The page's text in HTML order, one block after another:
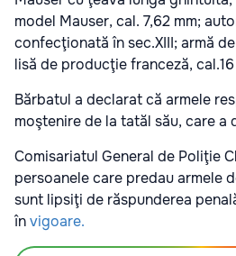
model Mauser, cal. 7,62 mm;
confecţionată în sec.XIII; armă
lisă de producţie franceză, cal.16
Bărbatul a declarat că armele
moştenire de la tatăl său, care a
Comisariatul General de Poliţie
persoanele care predau armele
sunt lipsiţi de răspunderea
învigoare.